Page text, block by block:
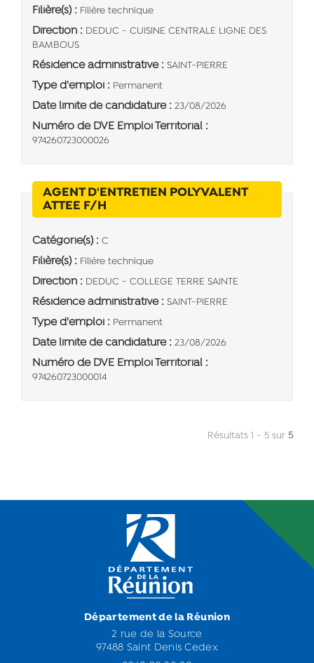
Filière(s) : Filière technique
Direction : DEDUC - CUISINE CENTRALE LIGNE DES
BAMBOUS
Résidence administrative : SAINT-PIERRE
Type d'emploi : Permanent
Date limite de candidature : 23/08/2026
Numéro de DVE Emploi Territorial :
974260723000026
AGENT D'ENTRETIEN POLYVALENT
ATTEE F/H
Catégorie(s) : C
Filière(s) : Filière technique
Direction : DEDUC - COLLEGE TERRE SAINTE
Résidence administrative : SAINT-PIERRE
Type d'emploi : Permanent
Date limite de candidature : 23/08/2026
Numéro de DVE Emploi Territorial :
974260723000014
Résultats 1 - 5 sur 5
Département de la Réunion
2 rue de la Source
97488 Saint Denis Cedex